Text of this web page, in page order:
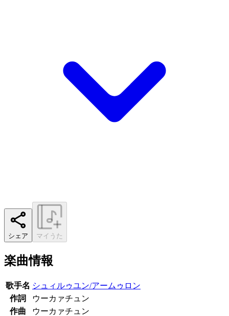
シェア マイうた
楽曲情報
歌手名 シュィルゥユン/アームゥロン
作詞
ウーカァチュン
作曲
ウーカァチュン